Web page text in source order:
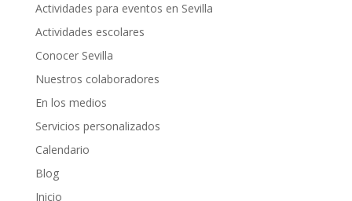
Actividades para eventos en Sevilla
Actividades escolares
Conocer Sevilla
Nuestros colaboradores
En los medios
Servicios personalizados
Calendario
Blog
Inicio